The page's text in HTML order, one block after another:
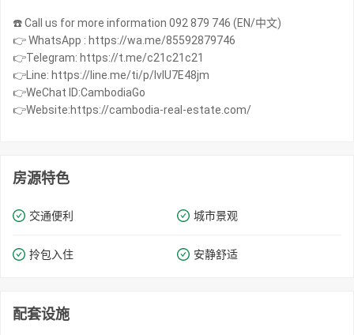
☎️ Call us for more information 092 879 746 (EN/中文)
👉 WhatsApp : https://wa.me/85592879746
👉Telegram: https://t.me/c21c21c21
👉Line: https://line.me/ti/p/IvIU7E48jm
👉WeChat ID:CambodiaGo
👉Website:https://cambodia-real-estate.com/
房源特色
交通便利 城市景观
拎包入住 安静舒适
配套设施